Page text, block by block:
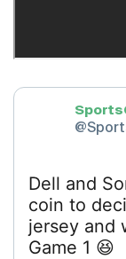
Dell and
coin to
jersey and
Game 1 😆